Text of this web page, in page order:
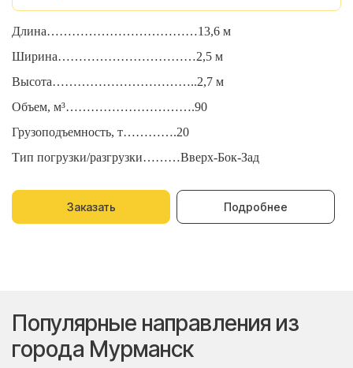
Длина………………………………13,6 м
Ширина……………………………2,5 м
Высота……………………………..2,7 м
Объем, м³………………………….90
Грузоподъемность, т………….20
Тип погрузки/разгрузки………Вверх-Бок-Зад
Заказать Подробнее
Популярные направления из
города Мурманск